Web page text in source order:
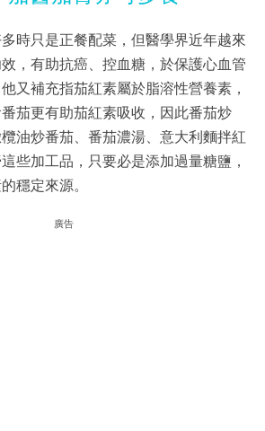
時只是正餐配菜，但醫學界近年越來
，有助抗癌、控血糖，於保護心血管
又補充指茄紅素屬於脂溶性營養素，
茄更有助茄紅素吸收，因此番茄炒
油炒番茄、番茄濃湯、意大利麵拌紅
些加工品，只要必是添加過量糖鹽，
穩定來源。
廣告